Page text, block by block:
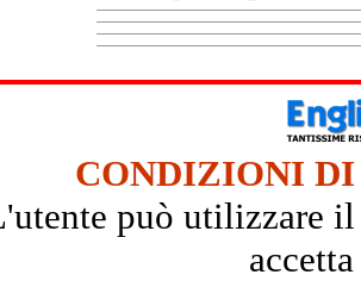
CONDIZIONI DI
può utilizzare il